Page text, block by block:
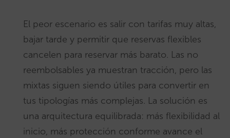
El peor escenario es salir con tarifas muy altas,
bajar tarde y permitir que reservas flexibles
cancelen para reservar más barato. Las no
reembolsables ya muestran tracción, pero las
mixtas siguen siendo útiles para convertir en
tus tipologías más complejas. La solución es
una arquitectura equilibrada: más flexibilidad al
inicio, más protección conforme avance el